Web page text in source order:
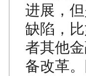
进展，
缺陷，
者其他
备改革